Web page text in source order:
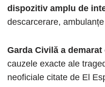
dispozitiv amplu de
descarcerare,
Garda Civilă a demarat
cauzele exacte ale
neoficiale citate de El